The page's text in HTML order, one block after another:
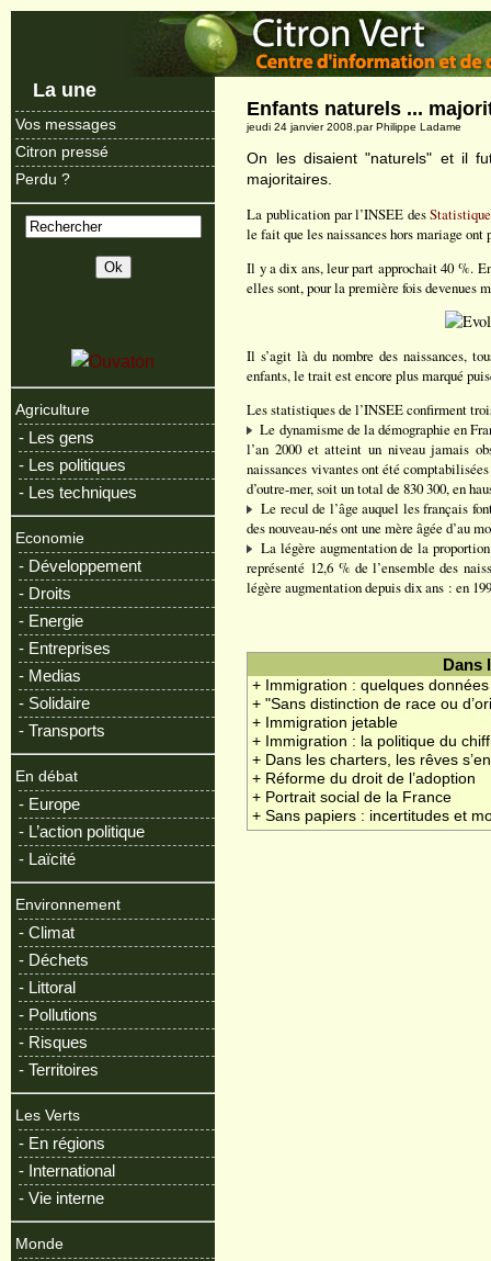
La une
Vos messages
Citron pressé
Perdu ?
Agriculture
- Les gens
- Les politiques
- Les techniques
Economie
- Développement
- Droits
- Energie
- Entreprises
- Medias
- Solidaire
- Transports
En débat
- Europe
- L’action politique
- Laïcité
Environnement
- Climat
- Déchets
- Littoral
- Pollutions
- Risques
- Territoires
Les Verts
- En régions
- International
- Vie interne
Monde
Enfants naturels ...
jeudi 24 janvier 2008.par Philippe Ladame
On les disaient "naturels" et il
majoritaires.
La publication par l’INSEE des
le fait que les naissances hors mariage ont
Il y a dix ans, leur part approchait 40 %.
elles sont, pour la première fois devenues
Il s’agit là du nombre des naissances,
enfants, le trait est encore plus marqué
Les statistiques de l’INSEE confirment
Le dynamisme de la démographie en
l’an 2000 et atteint un niveau jamais
naissances vivantes ont été
d’outre-mer, soit un total de 830 300, en
Le recul de l’âge auquel les français
des nouveau-nés ont une mère âgée d’au
La légère augmentation de la
représenté 12,6 % de l’ensemble des
légère augmentation depuis dix ans : en
Dans
+ Immigration : quelques données
+ "Sans distinction de race ou
+ Immigration jetable
+ Immigration : la politique du
+ Dans les charters, les rêves
+ Réforme du droit de l’adoption
+ Portrait social de la France
+ Sans papiers : incertitudes et